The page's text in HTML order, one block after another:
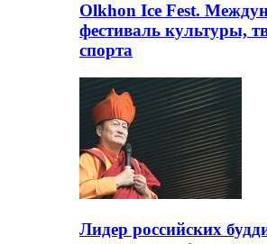
Olkhon Ice Fest.
фестиваль культуры,
спорта
Лидер российских